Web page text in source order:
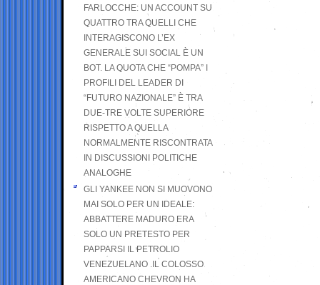
FARLOCCHE: UN ACCOUNT SU
QUATTRO TRA QUELLI CHE
INTERAGISCONO L’EX
GENERALE SUI SOCIAL È UN
BOT. LA QUOTA CHE “POMPA” I
PROFILI DEL LEADER DI
“FUTURO NAZIONALE” È TRA
DUE-TRE VOLTE SUPERIORE
RISPETTO A QUELLA
NORMALMENTE RISCONTRATA
IN DISCUSSIONI POLITICHE
ANALOGHE
GLI YANKEE NON SI MUOVONO
MAI SOLO PER UN IDEALE:
ABBATTERE MADURO ERA
SOLO UN PRETESTO PER
PAPPARSI IL PETROLIO
VENEZUELANO .IL COLOSSO
AMERICANO CHEVRON HA